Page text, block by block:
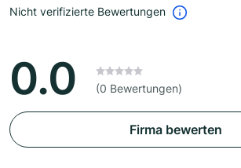
Nicht verifizierte Bewertungen
0.0 (0 Bewertungen)
Firma bewerten